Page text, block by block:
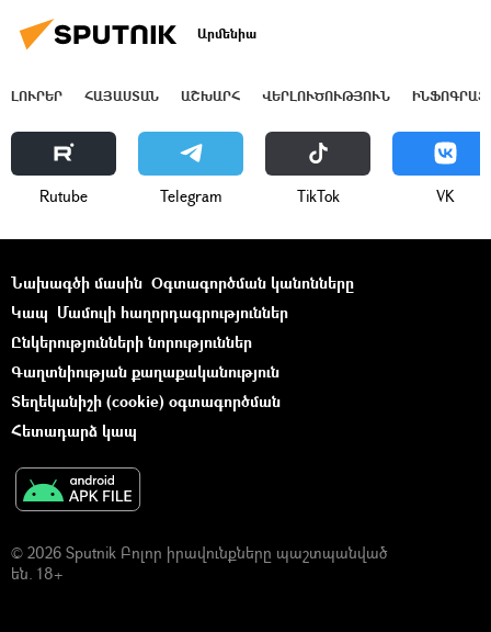
Արմենիա
ԼՈՒՐԵՐ ՀԱՅԱՍՏԱՆ ԱՇԽԱՐՀ ՎԵՐԼՈՒԾՈՒԹՅՈՒՆ
Rutube Telegram ТikТоk VK
Նախագծի մասին Օգտագործման կանոնները
Կապ Մամուլի հաղորդագրություններ
Ընկերությունների նորություններ
Գաղտնիության քաղաքականություն
Տեղեկանիշի (cookie) օգտագործման
Հետադարձ կապ
© 2026 Sputnik Բոլոր իրավունքները պաշտպանված
են. 18+